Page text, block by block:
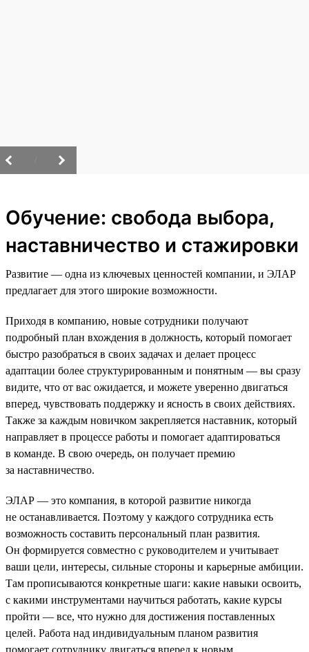
Обучение: свобода выбора,
наставничество и стажировки
Развитие — одна из ключевых ценностей компании, и ЭЛАР
предлагает для этого широкие возможности.
Приходя в компанию, новые сотрудники получают
подробный план вхождения в должность, который помогает
быстро разобраться в своих задачах и делает процесс
адаптации более структурированным и понятным — вы сразу
видите, что от вас ожидается, и можете уверенно двигаться
вперед, чувствовать поддержку и ясность в своих действиях.
Также за каждым новичком закрепляется наставник, который
направляет в процессе работы и помогает адаптироваться
в команде. В свою очередь, он получает премию
за наставничество.
ЭЛАР — это компания, в которой развитие никогда
не останавливается. Поэтому у каждого сотрудника есть
возможность составить персональный план развития.
Он формируется совместно с руководителем и учитывает
ваши цели, интересы, сильные стороны и карьерные амбиции.
Там прописываются конкретные шаги: какие навыки освоить,
с какими инструментами научиться работать, какие курсы
пройти — все, что нужно для достижения поставленных
целей. Работа над индивидуальным планом развития
помогает сотруднику двигаться вперед к новым